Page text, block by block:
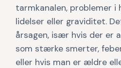
tarmkanalen, problemer i
lidelser eller graviditet.
årsagen, især hvis der er
som stærke smerter,
eller hvis man er ældre